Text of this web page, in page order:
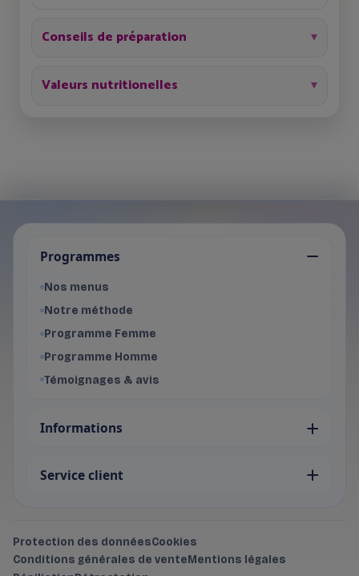
Conseils de préparation
Valeurs nutritionelles
Je choisis mon programme
Programme Homme
Programmes
Nos menus
Notre méthode
Programme Femme
Programme Homme
Témoignages & avis
Informations
Service client
Protection des donnéesCookies
Conditions générales de venteMentions légales